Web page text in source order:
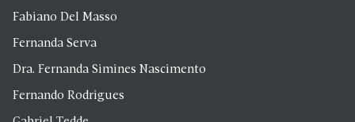
Fabiano Del Masso
Fernanda Serva
Dra. Fernanda Simines Nascimento
Fernando Rodrigues